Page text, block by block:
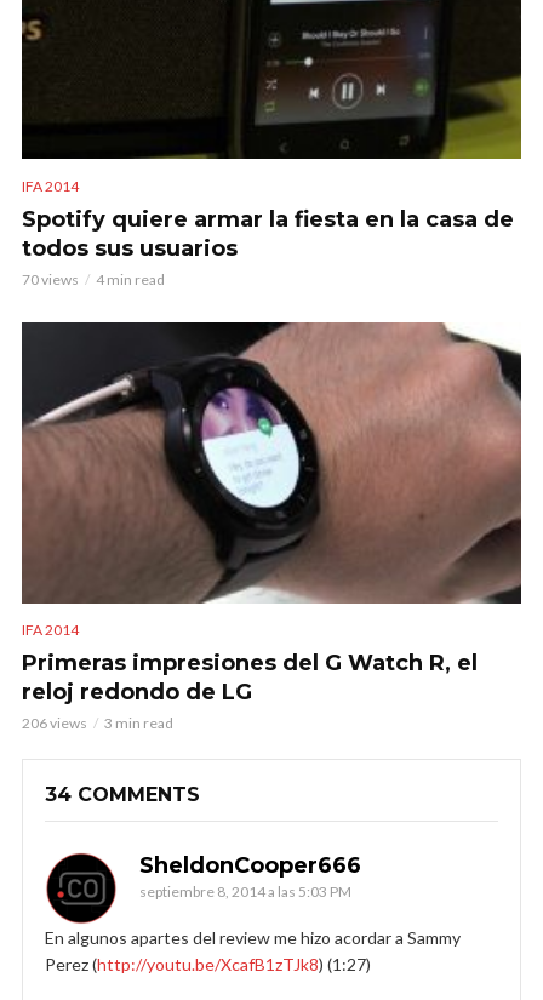
IFA 2014
Spotify quiere armar la fiesta en la casa de
todos sus usuarios
70 views 4 min read
IFA 2014
Primeras impresiones del G Watch R, el
reloj redondo de LG
206 views 3 min read
34 COMMENTS
SheldonCooper666
septiembre 8, 2014 a las 5:03 PM
En algunos apartes del review me hizo acordar a Sammy
Perez (http://youtu.be/XcafB1zTJk8) (1:27)